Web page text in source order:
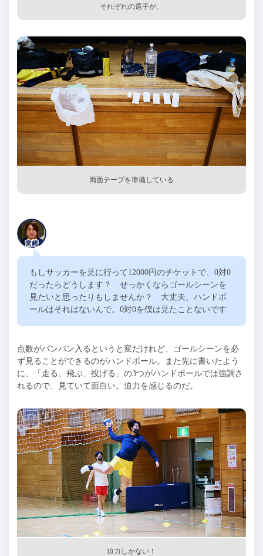
それぞれの選手が、
両面テープを準備している
もしサッカーを見に行って 12000円のチケットで、 0対0
だったらどうします？ せっかくならゴールシーンを
見たいと思ったりもしませんか？ 大丈夫、ハンドボ
ールはそれはないんで。 0対0を僕は見たことないです
点数がバンバン入るというと変だけれど、ゴールシーンを必
ず見ることができるのがハンドボール。また先に書いたよう
に、「走る、飛ぶ、投げる」の3つがハンドボールでは強調さ
れるので、見ていて面白い。迫力を感じるのだ。
迫力しかない！